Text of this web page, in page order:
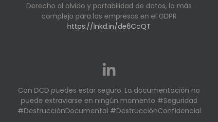
Derecho al olvido y portabilidad de datos, lo más
complejo para las empresas en el GDPR
https://lnkd.in/de6CcQT
Con DCD puedes estar seguro. La documentación no
puede extraviarse en ningún momento #Seguridad
#DestrucciónDocumental #DestrucciónConfidencial